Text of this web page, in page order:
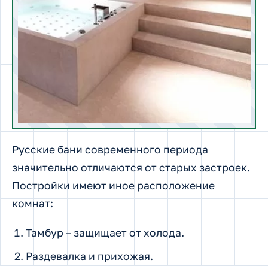
Русские бани современного периода
значительно отличаются от старых застроек.
Постройки имеют иное расположение
комнат:
Тамбур – защищает от холода.
Раздевалка и прихожая.